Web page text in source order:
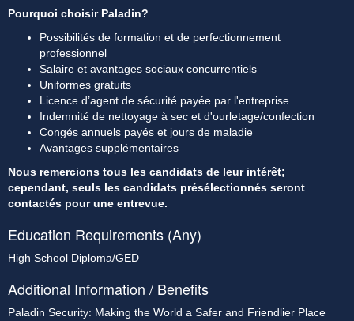
Pourquoi choisir Paladin?
Possibilités de formation et de perfectionnement
professionnel
Salaire et avantages sociaux concurrentiels
Uniformes gratuits
Licence d’agent de sécurité payée par l'entreprise
Indemnité de nettoyage à sec et d'ourletage/confection
Congés annuels payés et jours de maladie
Avantages supplémentaires
Nous remercions tous les candidats de leur intérêt;
cependant, seuls les candidats présélectionnés seront
contactés pour une entrevue.
Education Requirements (Any)
High School Diploma/GED
Additional Information / Benefits
Paladin Security: Making the World a Safer and Friendlier Place